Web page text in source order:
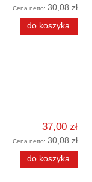
Cena netto: 30,08 zł
do koszyka
37,00 zł
Cena netto: 30,08 zł
do koszyka